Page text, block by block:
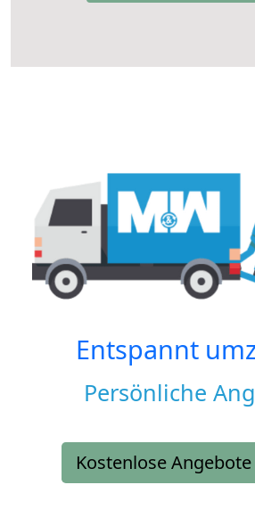
Entspannt
Persönliche
Kostenlose